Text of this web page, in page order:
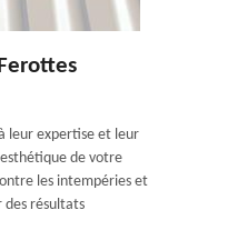
leur expertise et leur
de votre
les intempéries et
des résultats